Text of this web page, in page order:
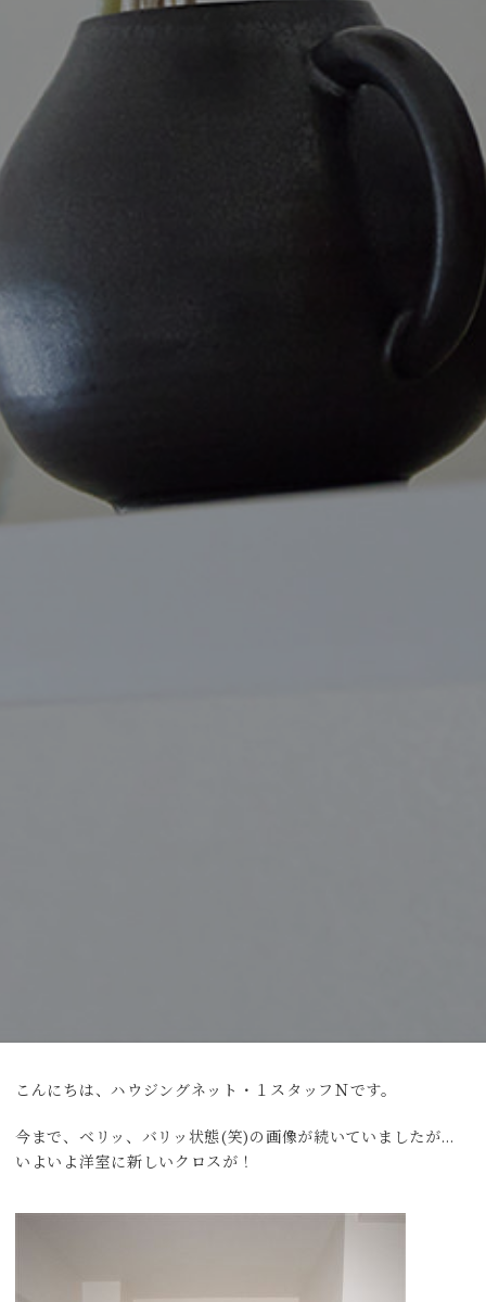
こんにちは、ハウジングネット・１スタッフＮです。
今まで、ベリッ、バリッ状態(笑)の画像が続いていましたが…
いよいよ洋室に新しいクロスが！